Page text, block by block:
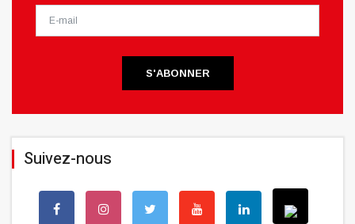
S'ABONNER
Suivez-nous